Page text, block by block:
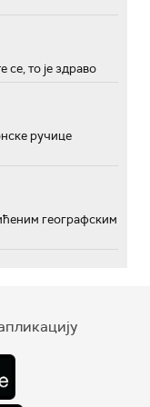
се, то је здраво
ручице
географским